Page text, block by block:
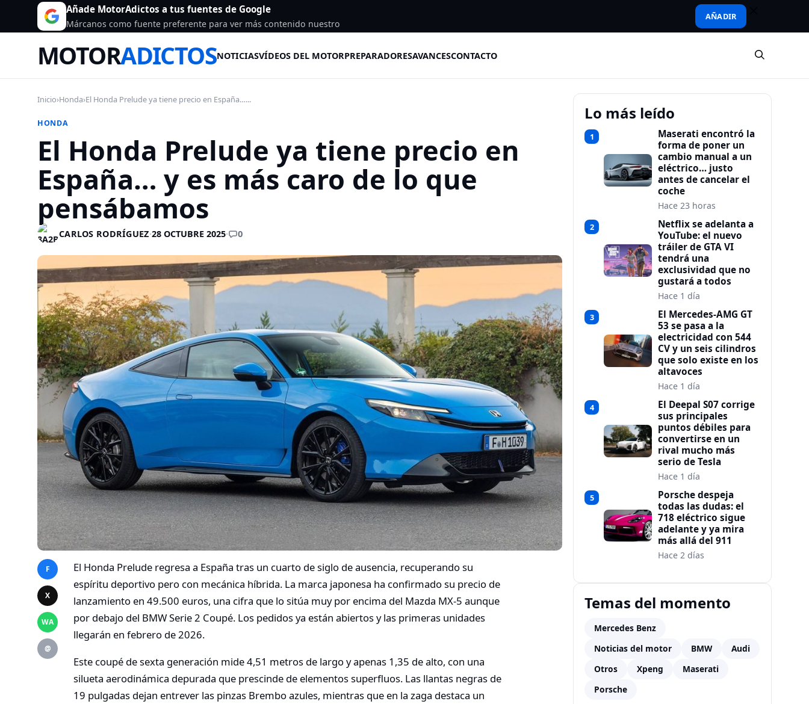
Añade MotorAdictos a tus fuentes de Google
Márcanos como fuente preferente para ver más contenido nuestro
AÑADIR
MOTORADICTOSNOTICIASVÍDEOS DEL MOTORPREPARADORESAVANCESCONTACTO
Inicio›Honda›El Honda Prelude ya tiene precio en España…...
HONDA
El Honda Prelude ya tiene precio en
España… y es más caro de lo que
pensábamos
CARLOS RODRÍGUEZ·28 OCTUBRE 2025· 0
F
X
WA
@
El Honda Prelude regresa a España tras un cuarto de siglo de ausencia, recuperando su
espíritu deportivo pero con mecánica híbrida. La marca japonesa ha confirmado su precio de
lanzamiento en 49.500 euros, una cifra que lo sitúa muy por encima del Mazda MX-5 aunque
por debajo del BMW Serie 2 Coupé. Los pedidos ya están abiertos y las primeras unidades
llegarán en febrero de 2026.
Este coupé de sexta generación mide 4,51 metros de largo y apenas 1,35 de alto, con una
silueta aerodinámica depurada que prescinde de elementos superfluos. Las llantas negras de
19 pulgadas dejan entrever las pinzas Brembo azules, mientras que en la zaga destaca un
Lo más leído
1
Maserati encontró la
forma de poner un
cambio manual a un
eléctrico… justo
antes de cancelar el
coche
Hace 23 horas
2
Netflix se adelanta a
YouTube: el nuevo
tráiler de GTA VI
tendrá una
exclusividad que no
gustará a todos
Hace 1 día
3
El Mercedes-AMG GT
53 se pasa a la
electricidad con 544
CV y un seis cilindros
que solo existe en los
altavoces
Hace 1 día
4
El Deepal S07 corrige
sus principales
puntos débiles para
convertirse en un
rival mucho más
serio de Tesla
Hace 1 día
5
Porsche despeja
todas las dudas: el
718 eléctrico sigue
adelante y ya mira
más allá del 911
Hace 2 días
Temas del momento
Mercedes Benz
Noticias del motor
BMW
Audi
Otros
Xpeng
Maserati
Porsche